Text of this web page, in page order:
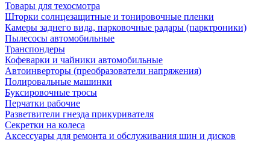
Товары для техосмотра
Шторки солнцезащитные и тонировочные пленки
Камеры заднего вида, парковочные радары (парктроники)
Пылесосы автомобильные
Транспондеры
Кофеварки и чайники автомобильные
Автоинверторы (преобразователи напряжения)
Полировальные машинки
Буксировочные тросы
Перчатки рабочие
Разветвители гнезда прикуривателя
Секретки на колеса
Аксессуары для ремонта и обслуживания ‎шин и дисков